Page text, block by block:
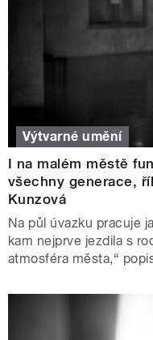
Výtvarné umění
I na malém městě
všechny generace,
Kunzová
Na půl úvazku pracuje
kam nejprve jezdila s
atmosféra města,“